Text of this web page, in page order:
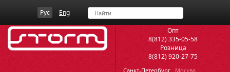
Рус Eng
Опт
8(812) 335-05-58
Розница
8(812) 920-27-75
Санкт-Петербург , Москва